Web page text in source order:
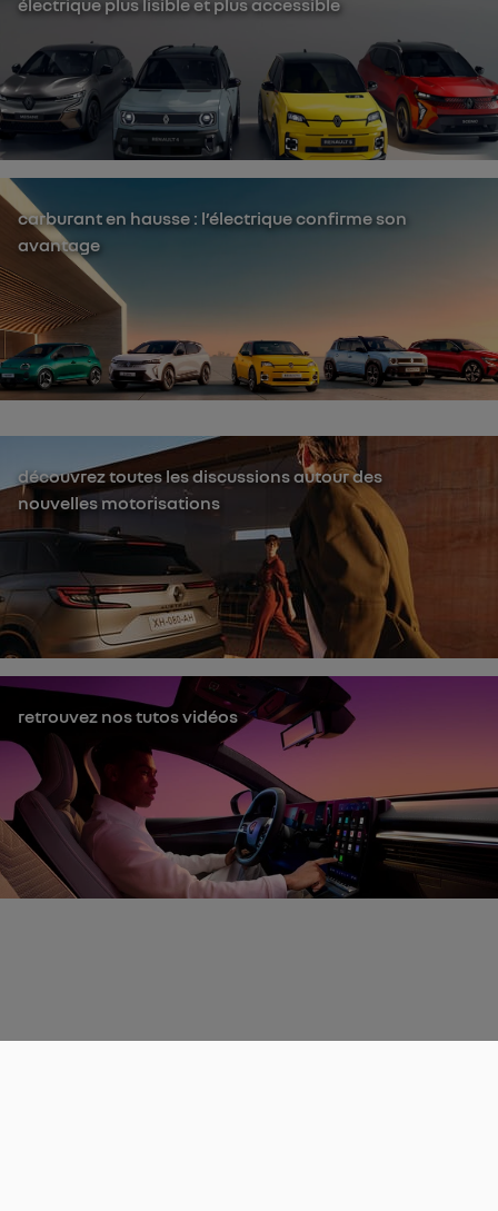
électrique plus lisible et plus accessible
carburant en hausse : l’électrique confirme son
avantage
découvrez toutes les discussions autour des
nouvelles motorisations
retrouvez nos tutos vidéos